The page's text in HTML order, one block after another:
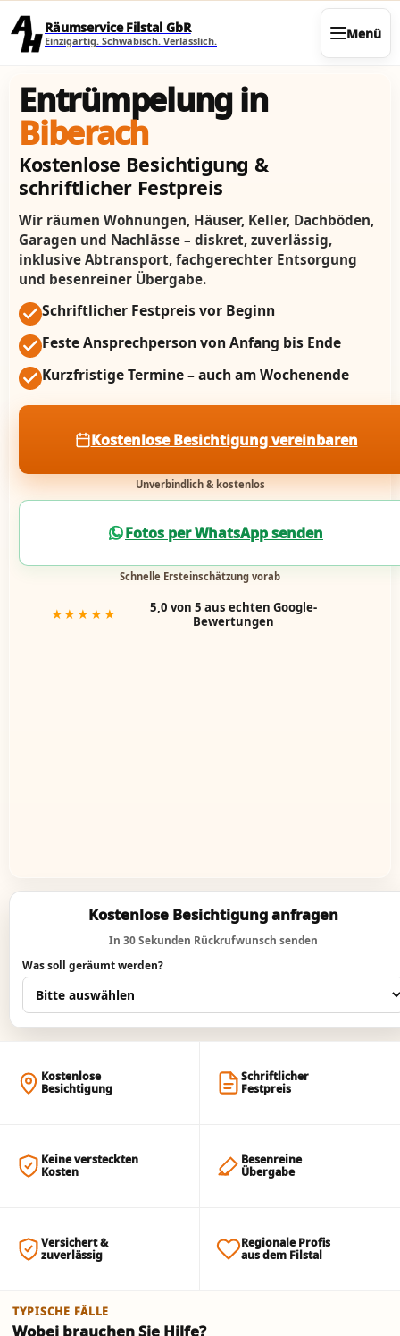
Räumservice Filstal GbR
Einzigartig. Schwäbisch. Verlässlich. Menü
Entrümpelung in
Biberach
Kostenlose Besichtigung &
schriftlicher Festpreis
Wir räumen Wohnungen, Häuser, Keller, Dachböden,
Garagen und Nachlässe – diskret, zuverlässig,
inklusive Abtransport, fachgerechter Entsorgung
und besenreiner Übergabe.
Schriftlicher Festpreis vor Beginn
Feste Ansprechperson von Anfang bis Ende
Kurzfristige Termine – auch am Wochenende
Kostenlose Besichtigung vereinbaren
Unverbindlich & kostenlos
Fotos per WhatsApp senden
Schnelle Ersteinschätzung vorab
★★★★★
5,0 von 5 aus echten Google-
Bewertungen
Kostenlose Besichtigung anfragen
In 30 Sekunden Rückrufwunsch senden
Was soll geräumt werden?
Kostenlose
Besichtigung
Schriftlicher
Festpreis
Keine versteckten
Kosten
Besenreine
Übergabe
Versichert &
zuverlässig
Regionale Profis
aus dem Filstal
TYPISCHE FÄLLE
Wobei brauchen Sie Hilfe?